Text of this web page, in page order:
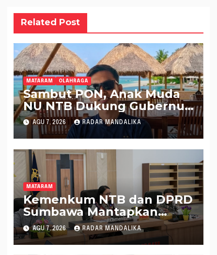
Related Post
MATARAM OLAHRAGA
Sambut PON, Anak Muda
NU NTB Dukung Gubernur
Pimpin KONI NTB
AGU 7, 2026 RADAR MANDALIKA
MATARAM
Kemenkum NTB dan DPRD
Sumbawa Mantapkan
Rencana Pembentukan 8
Raperda Inisiatif
AGU 7, 2026 RADAR MANDALIKA